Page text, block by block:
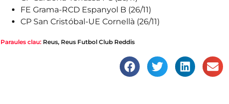
FE Grama-RCD Espanyol B (26/11)
CP San Cristóbal-UE Cornellà (26/11)
Paraules clau: Reus, Reus Futbol Club Reddis